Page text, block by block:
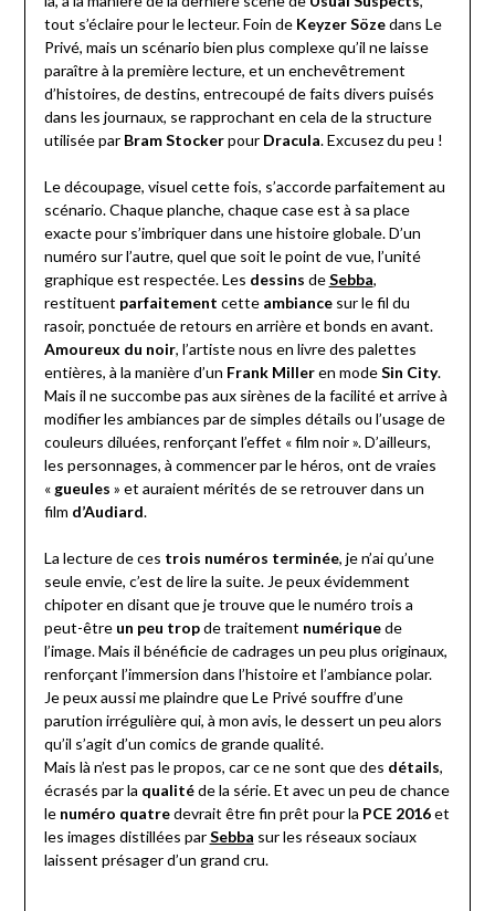
tout s’éclaire pour le lecteur. Foin de Keyzer Sözedans Le
Privé, mais un scénario bien plus complexe qu’il ne laisse
paraître à la première lecture, et un enchevêtrement
d’histoires, de destins, entrecoupé de faits divers puisés
dans les journaux, se rapprochant en cela de la structure
utilisée par Bram Stockerpour Dracula. Excusez du peu !
Le découpage, visuel cette fois, s’accorde parfaitement au
scénario. Chaque planche, chaque case est à sa place
exacte pour s’imbriquer dans une histoire globale. D’un
numéro sur l’autre, quel que soit le point de vue, l’unité
graphique est respectée. Les dessins deSebba,
restituent parfaitement cette ambiancesur le fil du
rasoir, ponctuée de retours en arrière et bonds en avant.
Amoureux du noir, l’artiste nous en livre des palettes
entières, à la manière d’un Frank Milleren modeSin City.
Mais il ne succombe pas aux sirènes de la facilité et arrive à
modifier les ambiances par de simples détails ou l’usage de
couleurs diluées, renforçant l’effet « film noir ». D’ailleurs,
les personnages, à commencer par le héros, ont de vraies
« gueules » et auraient mérités de se retrouver dans un
film d’Audiard.
La lecture de ces trois numéros terminée, je n’ai qu’une
seule envie, c’est de lire la suite. Je peux évidemment
chipoter en disant que je trouve que le numéro trois a
peut-être un peu tropde traitement numériquede
l’image. Mais il bénéficie de cadrages un peu plus originaux,
renforçant l’immersion dans l’histoire et l’ambiance polar.
Je peux aussi me plaindre que Le Privé souffre d’une
parution irrégulière qui, à mon avis, le dessert un peu alors
qu’il s’agit d’un comics de grande qualité.
Mais là n’est pas le propos, car ce ne sont que des détails,
écrasés par la qualitéde la série. Et avec un peu de chance
le numéro quatredevrait être fin prêt pour la PCE 2016et
les images distillées parSebba sur les réseaux sociaux
laissent présager d’un grand cru.